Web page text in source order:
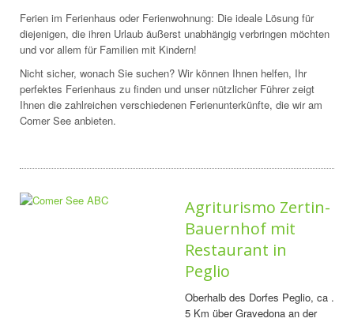
Ferien im Ferienhaus oder Ferienwohnung: Die ideale Lösung für
diejenigen, die ihren Urlaub äußerst unabhängig verbringen möchten
und vor allem für Familien mit Kindern!
Nicht sicher, wonach Sie suchen? Wir können Ihnen helfen, Ihr
perfektes Ferienhaus zu finden und unser nützlicher Führer zeigt
Ihnen die zahlreichen verschiedenen Ferienunterkünfte, die wir am
Comer See anbieten.
Agriturismo Zertin-
Bauernhof mit
Restaurant in
Peglio
Oberhalb des Dorfes Peglio, ca .
5 Km über Gravedona an der